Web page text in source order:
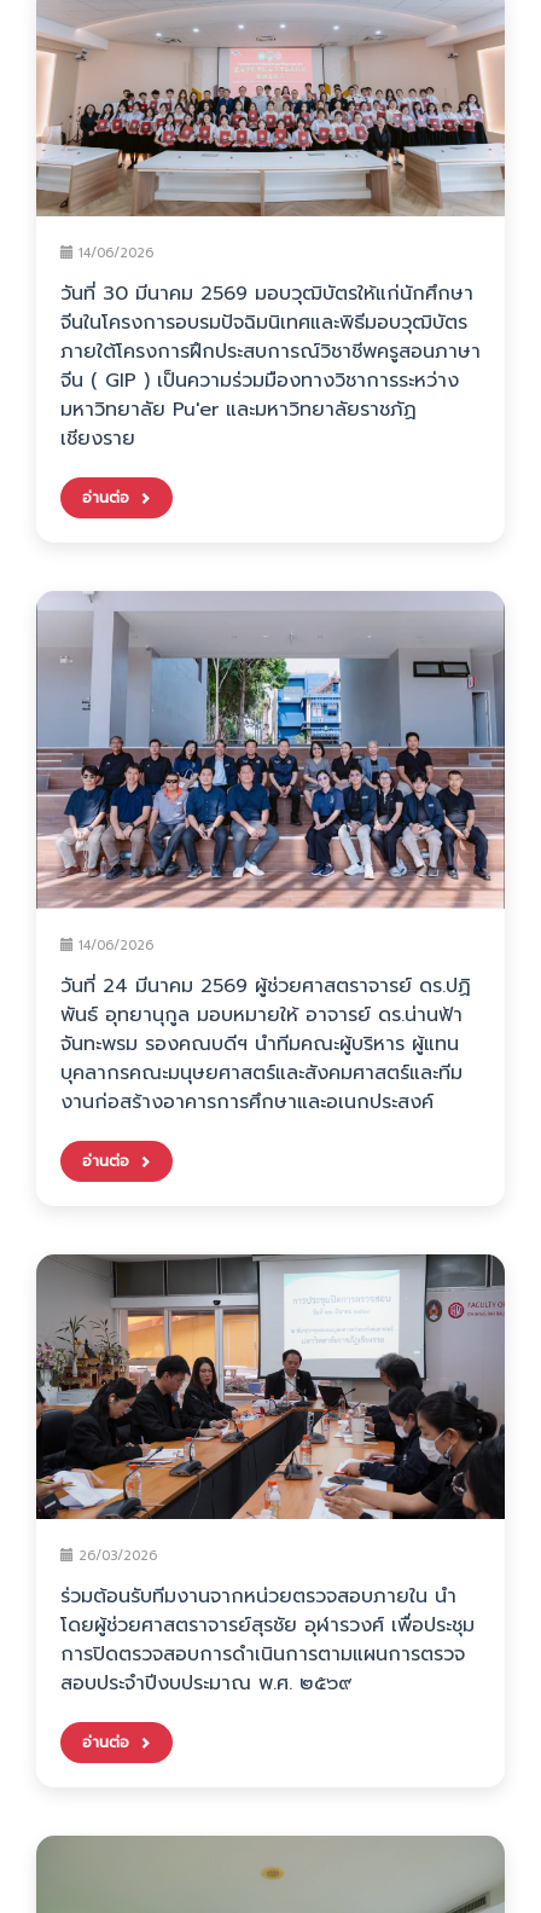
14/06/2026
วันที่ 30 มีนาคม 2569 มอบวุฒิบัตรให้แก่นักศึกษา
จีนในโครงการอบรมปัจฉิมนิเทศและพิธีมอบวุฒิบัตร
ภายใต้โครงการฝึกประสบการณ์วิชาชีพครูสอนภาษา
จีน ( GIP ) เป็นความร่วมมืองทางวิชาการระหว่าง
มหาวิทยาลัย Pu'er และมหาวิทยาลัยราชภัฏ
เชียงราย
อ่านต่อ
14/06/2026
วันที่ 24 มีนาคม 2569 ผู้ช่วยศาสตราจารย์ ดร.ปฏิ
พันธ์ อุทยานุกูล มอบหมายให้ อาจารย์ ดร.น่านฟ้า
จันทะพรม รองคณบดีฯ นำทีมคณะผู้บริหาร ผู้แทน
บุคลากรคณะมนุษยศาสตร์และสังคมศาสตร์และทีม
งานก่อสร้างอาคารการศึกษาและอเนกประสงค์
อ่านต่อ
26/03/2026
ร่วมต้อนรับทีมงานจากหน่วยตรวจสอบภายใน นำ
โดยผู้ช่วยศาสตราจารย์สุรชัย อุฬารวงศ์ เพื่อประชุม
การปิดตรวจสอบการดำเนินการตามแผนการตรวจ
สอบประจำปีงบประมาณ พ.ศ. ๒๕๖๙
อ่านต่อ